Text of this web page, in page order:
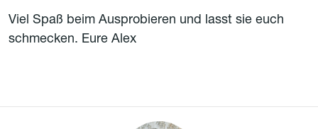
Viel Spaß beim Ausprobieren und lasst sie euch
schmecken. Eure Alex